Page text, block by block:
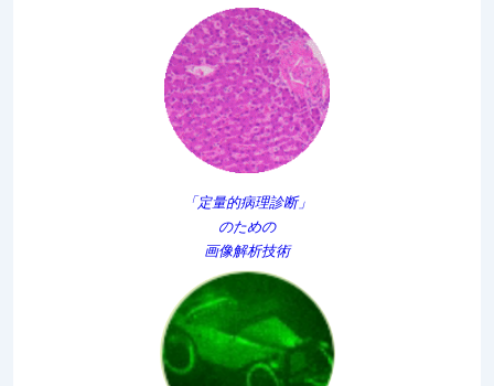
「定量的病理診断」
のための
画像解析技術